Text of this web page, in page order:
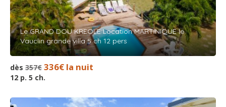
Le GRAND DOU KREOLE Location MARTINIQUE le
Vauclin grande villa 5 ch 12 pers
dès 357€ 336€ la nuit
12 p. 5 ch.